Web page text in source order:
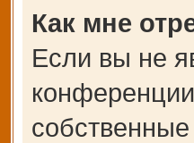
Как мне
Если вы не